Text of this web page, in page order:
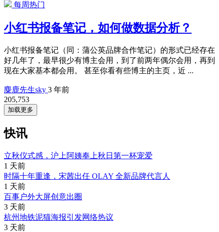
每周热门
小红书报备笔记，如何做数据分析？
小红书报备笔记（同：蒲公英品牌合作笔记）的形式已经存在
好几年了，最早很少有博主会用，到了前两年偶尔会用，再到
现在大家基本都会用。 甚至你看有些博主的主页，近 ...
麋鹿先生sky 3 年前
205,753
加载更多
快讯
立秋仪式感，沪上阿姨奉上秋日第一杯宠爱
1 天前
时隔十年重逢，宋茜出任 OLAY 全新品牌代言人
1 天前
百事户外大屏创意出圈
3 天前
杭州地铁泥猫海报引发网络热议
3 天前